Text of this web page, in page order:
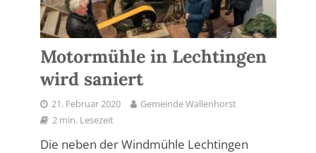
Motormühle in Lechtingen
wird saniert
21. Februar 2020
Gemeinde Wallenhorst
2 min. Lesezeit
Die neben der Windmühle Lechtingen